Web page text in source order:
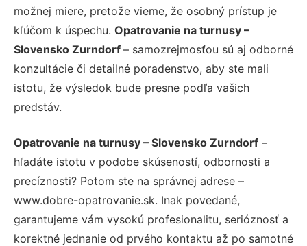
možnej miere, pretože vieme, že osobný prístup je
kľúčom k úspechu. Opatrovanie na turnusy –
Slovensko Zurndorf – samozrejmosťou sú aj odborné
konzultácie či detailné poradenstvo, aby ste mali
istotu, že výsledok bude presne podľa vašich
predstáv.
Opatrovanie na turnusy – Slovensko Zurndorf –
hľadáte istotu v podobe skúseností, odbornosti a
precíznosti? Potom ste na správnej adrese –
www.dobre-opatrovanie.sk. Inak povedané,
garantujeme vám vysokú profesionalitu, serióznosť a
korektné jednanie od prvého kontaktu až po samotné